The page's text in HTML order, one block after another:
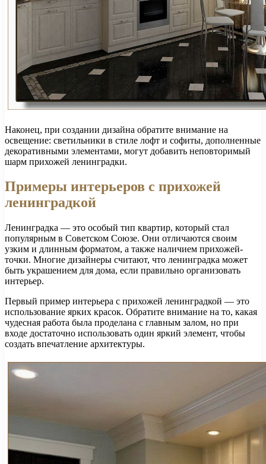
Наконец, при создании дизайна обратите внимание на
освещение: светильники в стиле лофт и софиты, дополненные
декоративными элементами, могут добавить неповторимый
шарм прихожей ленинградки.
Примеры интерьеров с прихожей
ленинградкой
Ленинградка — это особый тип квартир, который стал
популярным в Советском Союзе. Они отличаются своим
узким и длинным форматом, а также наличием прихожей-
точки. Многие дизайнеры считают, что ленинградка может
быть украшением для дома, если правильно организовать
интерьер.
Первый пример интерьера с прихожей ленинградкой — это
использование ярких красок. Обратите внимание на то, какая
чудесная работа была проделана с главным залом, но при
входе достаточно использовать один яркий элемент, чтобы
создать впечатление архитектуры.